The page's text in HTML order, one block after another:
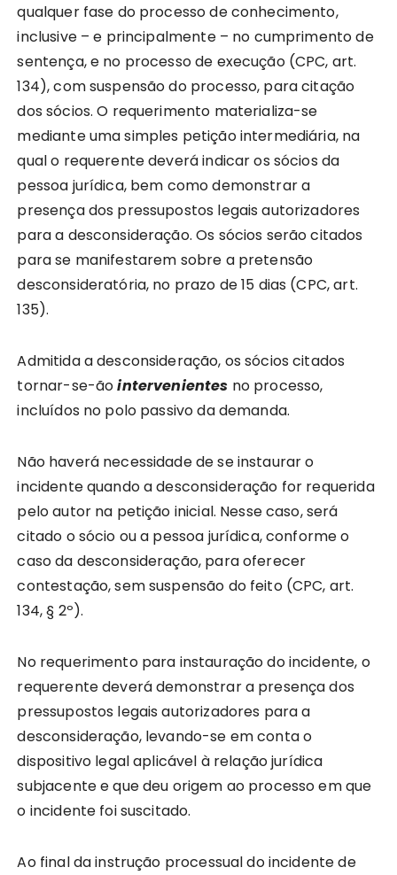
qualquer fase do processo de conhecimento,
inclusive – e principalmente – no cumprimento de
sentença, e no processo de execução (CPC, art.
134), com suspensão do processo, para citação
dos sócios. O requerimento materializa-se
mediante uma simples petição intermediária, na
qual o requerente deverá indicar os sócios da
pessoa jurídica, bem como demonstrar a
presença dos pressupostos legais autorizadores
para a desconsideração. Os sócios serão citados
para se manifestarem sobre a pretensão
desconsideratória, no prazo de 15 dias (CPC, art.
135).
Admitida a desconsideração, os sócios citados
tornar-se-ãointervenientes no processo,
incluídos no polo passivo da demanda.
Não haverá necessidade de se instaurar o
incidente quando a desconsideração for requerida
pelo autor na petição inicial. Nesse caso, será
citado o sócio ou a pessoa jurídica, conforme o
caso da desconsideração, para oferecer
contestação, sem suspensão do feito (CPC, art.
134, § 2º).
No requerimento para instauração do incidente, o
requerente deverá demonstrar a presença dos
pressupostos legais autorizadores para a
desconsideração, levando-se em conta o
dispositivo legal aplicável à relação jurídica
subjacente e que deu origem ao processo em que
o incidente foi suscitado.
Ao final da instrução processual do incidente de